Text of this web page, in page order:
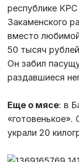
республике
Закаменского
вместо
50 тысяч
Он забил
раздавшиеся
Еще о мясе: в
украли 20